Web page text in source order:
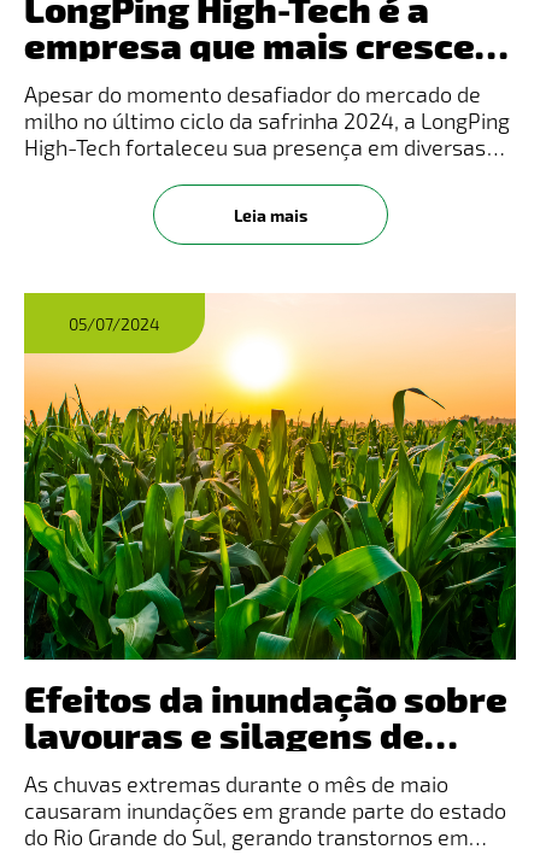
empresa que mais cresce
em participação de
mercado pelo segundo ano
consecutivo na Safrinha
Apesar do momento desafiador do mercado de
milho no último ciclo da safrinha 2024, a LongPing
High-Tech fortaleceu sua presença em diversas
mercado com um aumento de 5% em market
share nos últimos dois anos dura
Leia mais
05/07/2024
Efeitos da inundação sobre
lavouras e silagens de
milho: como minimizar os
efeitos
As chuvas extremas durante o mês de maio
causaram inundações em grande parte do estado
do Rio Grande do Sul, gerando transtornos em